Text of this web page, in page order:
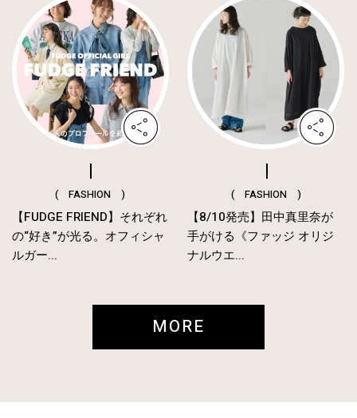
( FASHION )
【FUDGE FRIEND】それぞれ
の“好き”が光る。オフィシャ
ルガー...
( FASHION )
【8/10発売】田中真里奈が
手がける《ファッジ オリジ
ナルウエ...
MORE